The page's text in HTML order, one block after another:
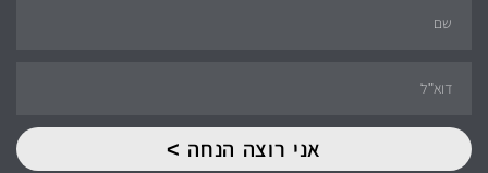
אני רוצה הנחה >